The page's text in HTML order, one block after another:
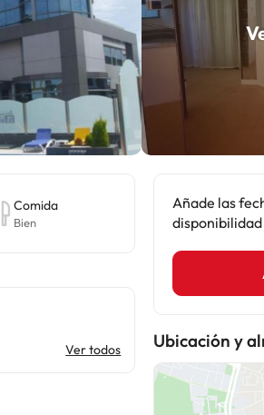
Comida
Bien
Ver todos
Añade las
disponibilidad
Ubicación y